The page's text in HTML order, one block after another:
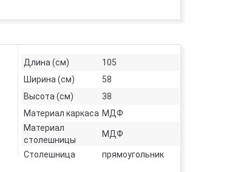
Длина (см)
105
Ширина (см)
58
Высота (см)
38
Материал каркаса МДФ
Материал
столешницы
МДФ
Столешница прямоугольник